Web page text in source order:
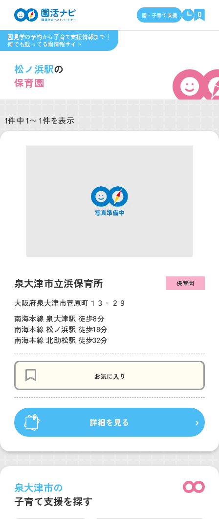
園見学の予約から子育て支援情報まで！
何でも載ってる園情報サイト
園・子育て支援 0
松ノ浜駅の
保育園
1件中 1〜 1件を表示
泉大津市立浜保育所 保育園
大阪府泉大津市菅原町１３‐２９
南海本線 泉大津駅 徒歩8分
南海本線 松ノ浜駅 徒歩18分
南海本線 北助松駅 徒歩32分
お気に入り
詳細を見る
泉大津市の
子育て支援を探す